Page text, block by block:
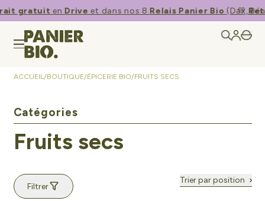
gratuitenDriveet dans nos 8Relais Panier Bio(Dax,
💚​
ACCUEIL/BOUTIQUE/ÉPICERIE BIO/FRUITS SECS
Catégories
Fruits secs
Filtrer
Trier par position